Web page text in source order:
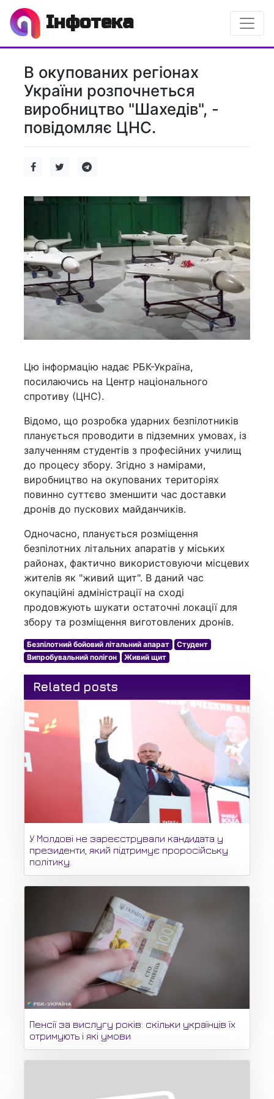
Інфотека
В окупованих регіонах
України розпочнеться
виробництво "Шахедів", -
повідомляє ЦНС.
Цю інформацію надає РБК-Україна,
посилаючись на Центр національного
спротиву (ЦНС).
Відомо, що розробка ударних безпілотників
планується проводити в підземних умовах, із
залученням студентів з професійних училищ
до процесу збору. Згідно з намірами,
виробництво на окупованих територіях
повинно суттєво зменшити час доставки
дронів до пускових майданчиків.
Одночасно, планується розміщення
безпілотних літальних апаратів у міських
районах, фактично використовуючи місцевих
жителів як "живий щит". В даний час
окупаційні адміністрації на сході
продовжують шукати остаточні локації для
збору та розміщення виготовлених дронів.
Безпілотний бойовий літальний апарат
Студент
Випробувальний полігон
Живий щит
Related posts
У Молдові не зареєстрували кандидата у
президенти, який підтримує проросійську
політику.
Пенсії за вислугу років: скільки українців їх
отримують і які умови